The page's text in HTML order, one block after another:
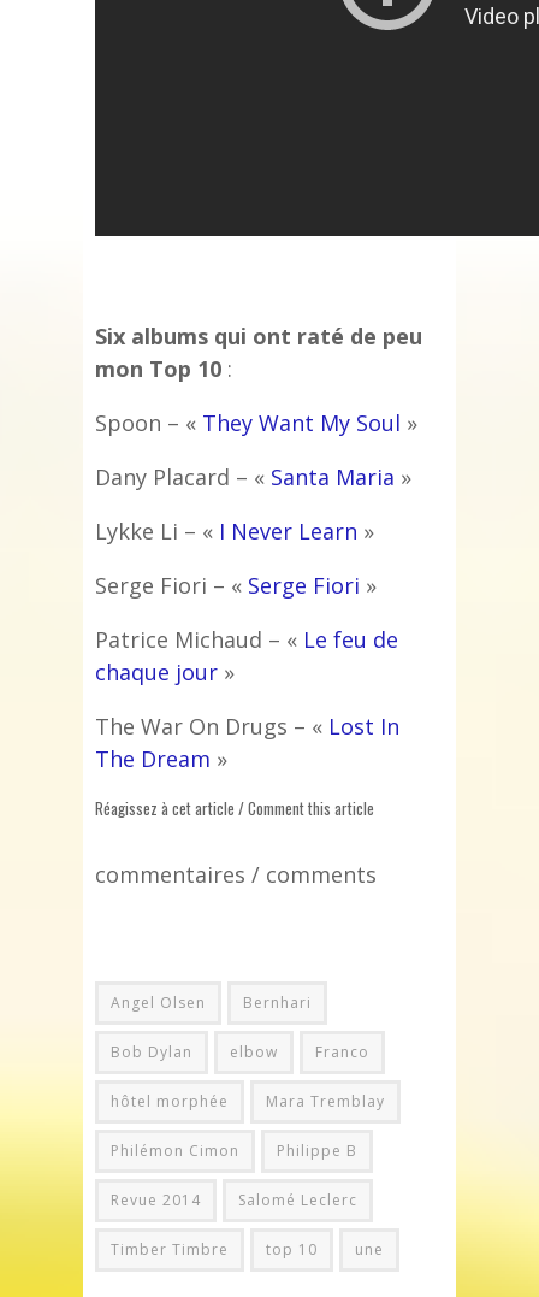
Six albums qui ont raté de peu
mon Top 10 :
Spoon – « They Want My Soul »
Dany Placard – « Santa Maria »
Lykke Li – « I Never Learn »
Serge Fiori – « Serge Fiori »
Patrice Michaud – « Le feu de
chaque jour »
The War On Drugs – « Lost In
The Dream »
Réagissez à cet article / Comment this article
commentaires / comments
Angel Olsen Bernhari
Bob Dylan elbow Franco
hôtel morphée Mara Tremblay
Philémon Cimon Philippe B
Revue 2014 Salomé Leclerc
Timber Timbre top 10 une